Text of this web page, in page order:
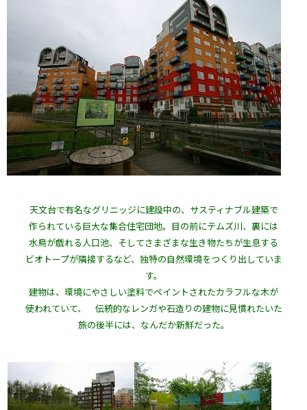
天文台で有名なグリニッジに建設中の、サスティナブル建築で
作られている巨大な集合住宅団地。目の前にテムズ川、裏には
水鳥が戯れる人口池、そしてさまざまな生き物たちが生息する
ビオトープが隣接するなど、独特の自然環境をつくり出していま
す。
建物は、環境にやさしい塗料でペイントされたカラフルな木が
使われていて、 伝統的なレンガや石造りの建物に見慣れたいた
旅の後半には、なんだか新鮮だった。